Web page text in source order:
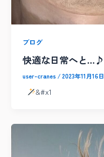
ブログ
快適な日常へと…♪
user-cranes /2023年11月16日
&#x1